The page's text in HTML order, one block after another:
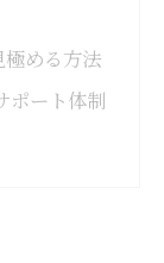
める方法
ポート体制
のコツ